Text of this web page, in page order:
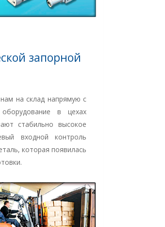
запорной
на склад напрямую с
оборудование в цехах
стабильно высокое
входной контроль
которая появилась